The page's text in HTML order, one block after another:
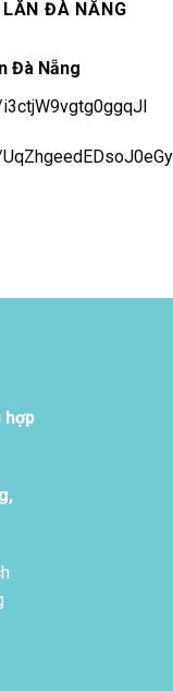
ĐÀ NẴNG
Đà Nẵng
hợp